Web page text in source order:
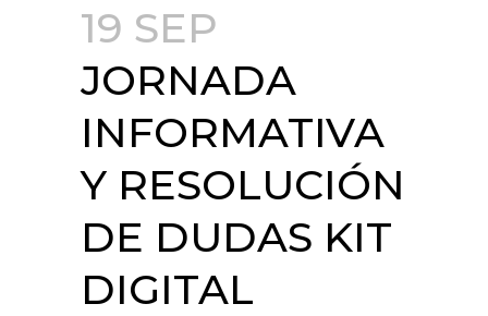
19 SEP
JORNADA
INFORMATIVA
Y RESOLUCIÓN
DE DUDAS KIT
DIGITAL